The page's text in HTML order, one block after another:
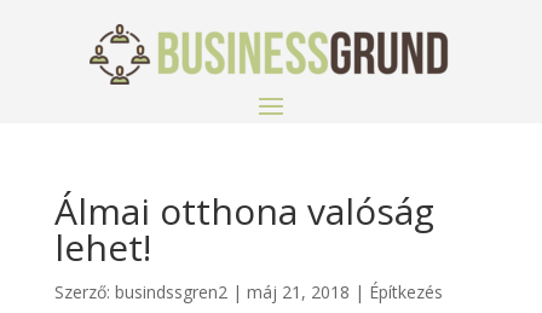
Álmai otthona valóság
lehet!
Szerző: busindssgren2| máj 21, 2018 | Építkezés